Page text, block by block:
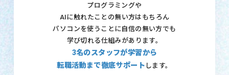
プログラミングや
AIに触れたことの無い方はもちろん
パソコンを使うことに自信の無い方でも
学び切れる仕組みがあります。
3名のスタッフが学習から
転職活動まで徹底サポート します。